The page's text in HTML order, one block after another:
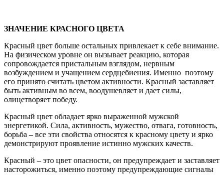
ЗНАЧЕНИЕ КРАСНОГО ЦВЕТА
Красный цвет больше остальных привлекает к себе внимание.
На физическом уровне он вызывает реакцию, которая
сопровождается пристальным взглядом, нервным
возбуждением и учащением сердцебиения. Именно поэтому
его принято считать цветом активности. Красный заставляет
быть активным во всем, воодушевляет и дает силы,
олицетворяет победу.
Красный цвет обладает ярко выраженной мужской
энергетикой. Сила, активность, мужество, отвага, готовность,
борьба – все эти свойства относятся к красному цвету и ярко
демонстрируют проявление истинно мужских качеств.
Красный – это цвет опасности, он предупреждает и заставляет
насторожиться, именно поэтому предупреждающие сигналы